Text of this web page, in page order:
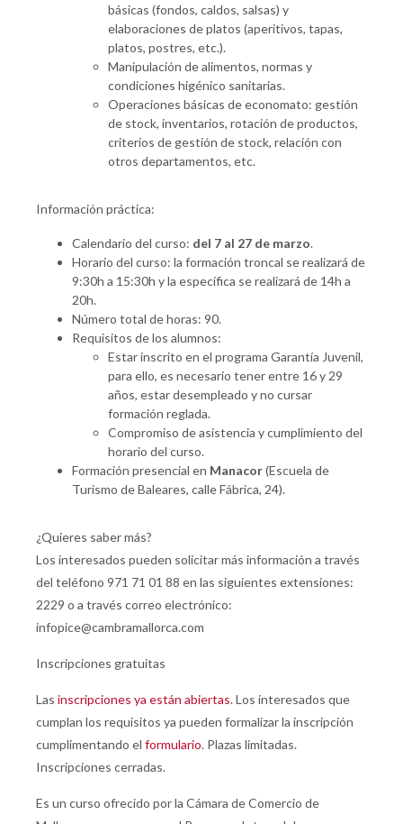
básicas (fondos, caldos, salsas) y
elaboraciones de platos (aperitivos, tapas,
platos, postres, etc.).
Manipulación de alimentos, normas y
condiciones higénico sanitarias.
Operaciones básicas de economato: gestión
de stock, inventarios, rotación de productos,
criterios de gestión de stock, relación con
otros departamentos, etc.
Información práctica:
Calendario del curso: del 7 al 27 de marzo.
Horario del curso: la formación troncal se realizará de
9:30h a 15:30h y la específica se realizará de 14h a
20h.
Número total de horas: 90.
Requisitos de los alumnos:
Estar inscrito en el programa Garantía Juvenil,
para ello, es necesario tener entre 16 y 29
años, estar desempleado y no cursar
formación reglada.
Compromiso de asistencia y cumplimiento del
horario del curso.
Formación presencial en Manacor(Escuela de
Turismo de Baleares, calle Fábrica, 24).
¿Quieres saber más?
Los interesados pueden solicitar más información a través
del teléfono 971 71 01 88 en las siguientes extensiones:
2229 o a través correo electrónico:
infopice@cambramallorca.com
Inscripciones gratuitas
Las inscripciones ya están abiertas. Los interesados que
cumplan los requisitos ya pueden formalizar la inscripción
cumplimentando el formulario. Plazas limitadas.
Inscripciones cerradas.
Es un curso ofrecido por la Cámara de Comercio de